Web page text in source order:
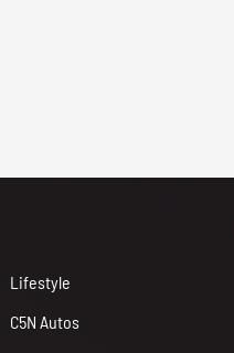
Lifestyle
C5N Autos